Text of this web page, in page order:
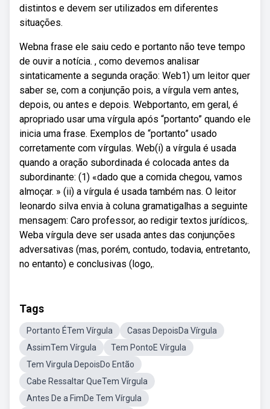
distintos e devem ser utilizados em diferentes
situações.
Webna frase ele saiu cedo e portanto não teve tempo
de ouvir a notícia. , como devemos analisar
sintaticamente a segunda oração: Web1) um leitor quer
saber se, com a conjunção pois, a vírgula vem antes,
depois, ou antes e depois. Webportanto, em geral, é
apropriado usar uma vírgula após “portanto” quando ele
inicia uma frase. Exemplos de “portanto” usado
corretamente com vírgulas. Web(i) a vírgula é usada
quando a oração subordinada é colocada antes da
subordinante: (1) «dado que a comida chegou, vamos
almoçar. » (ii) a vírgula é usada também nas. O leitor
leonardo silva envia à coluna gramatigalhas a seguinte
mensagem: Caro professor, ao redigir textos jurídicos,.
Weba vírgula deve ser usada antes das conjunções
adversativas (mas, porém, contudo, todavia, entretanto,
no entanto) e conclusivas (logo,.
Tags
Portanto ÉTem Vírgula
Casas DepoisDa Vírgula
AssimTem Vírgula
Tem PontoE Vírgula
Tem Virgula DepoisDo Então
Cabe Ressaltar QueTem Vírgula
Antes De a FimDe Tem Vírgula